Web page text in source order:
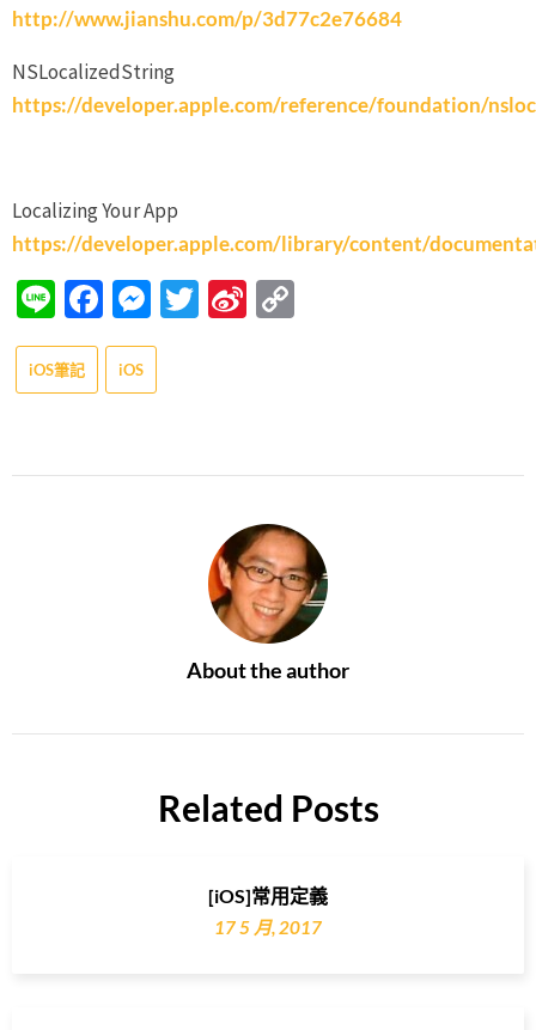
http://www.jianshu.com/p/3d77c2e76684
NSLocalizedString
https://developer.apple.com/reference/foundation/
Localizing Your App
https://developer.apple.com/library/content/
LineFacebook
Messenger
Twitter
Sina
iOS筆記 iOS
About the author
Related Posts
[iOS]常用定義
17 5 月, 2017